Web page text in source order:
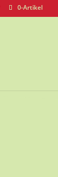
0-Artikel